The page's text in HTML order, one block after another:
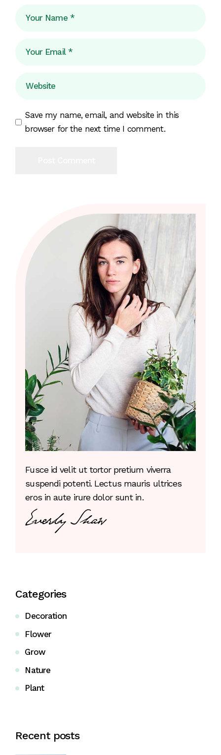
Save my name, email, and website in this
browser for the next time I comment.
Fusce id velit ut tortor pretium viverra
suspendi potenti. Lectus mauris ultrices
eros in aute irure dolor sunt in.
Categories
Decoration
Flower
Grow
Nature
Plant
Recent posts